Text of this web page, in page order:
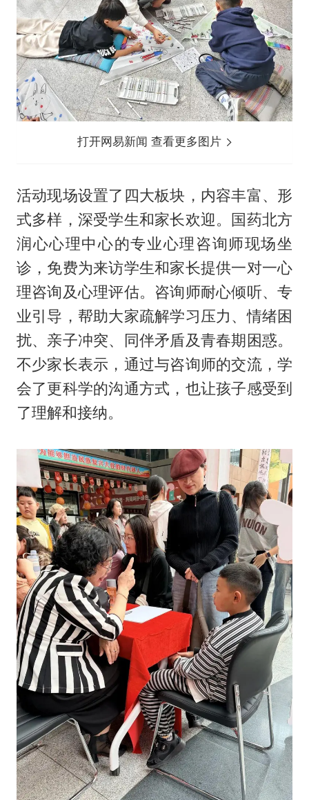
打开网易新闻 查看更多图片
活动现场设置了四大板块，内容丰富、形
式多样，深受学生和家长欢迎。国药北方
润心心理中心的专业心理咨询师现场坐
诊，免费为来访学生和家长提供一对一心
理咨询及心理评估。咨询师耐心倾听、专
业引导，帮助大家疏解学习压力、情绪困
扰、亲子冲突、同伴矛盾及青春期困惑。
不少家长表示，通过与咨询师的交流，学
会了更科学的沟通方式，也让孩子感受到
了理解和接纳。